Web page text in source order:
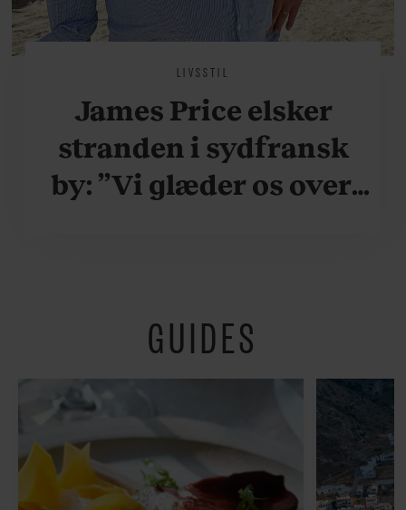
LIVSSTIL
James Price elsker
stranden i sydfransk
by: ”Vi glæder os over,
fredeligt”
GUIDES